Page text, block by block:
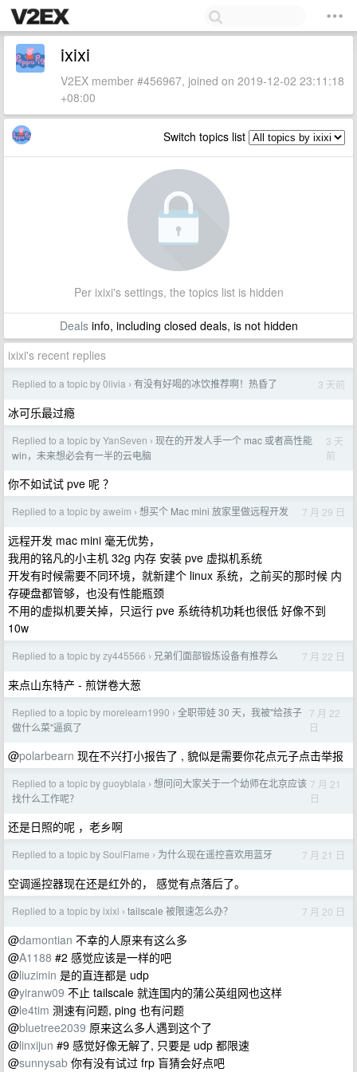
ixixi
V2EX member #456967, joined on 2019-12-02 23:11:18
+08:00
Switch topics list
Per ixixi's settings, the topics list is hidden
Dealsinfo, including closed deals, is not hidden
ixixi's recent replies
Replied to a topic by 0livia › 有没有好喝的冰饮推荐啊！热昏了 3 天前
冰可乐最过瘾
Replied to a topic by YanSeven › 现在的开发人手一个 mac 或者高性能
win，未来想必会有一半的云电脑
3 天
前
你不如试试 pve 呢 ？
Replied to a topic by aweim › 想买个 Mac mini 放家里做远程开发 7 月 29 日
远程开发 mac mini 毫无优势，
我用的铭凡的小主机 32g 内存 安装 pve 虚拟机系统
开发有时候需要不同环境，就新建个 linux 系统，之前买的那时候 内
存硬盘都管够，也没有性能瓶颈
不用的虚拟机要关掉，只运行 pve 系统待机功耗也很低 好像不到
10w
Replied to a topic by zy445566 › 兄弟们面部锻炼设备有推荐么 7 月 22 日
来点山东特产 - 煎饼卷大葱
Replied to a topic by morelearn1990 › 全职带娃 30 天，我被"给孩子
做什么菜"逼疯了
7 月 22
日
@polarbearn 现在不兴打小报告了 , 貌似是需要你花点元子点击举报
Replied to a topic by guoyblala › 想问问大家关于一个幼师在北京应该
找什么工作呢？
7 月 21
日
还是日照的呢 ，老乡啊
Replied to a topic by SoulFlame › 为什么现在遥控喜欢用蓝牙 7 月 21 日
空调遥控器现在还是红外的， 感觉有点落后了。
Replied to a topic by ixixi › tailscale 被限速怎么办？ 7 月 20 日
@damontian 不幸的人原来有这么多
@A1188 #2 感觉应该是一样的吧
@liuzimin 是的直连都是 udp
@yiranw09 不止 tailscale 就连国内的蒲公英组网也这样
@le4tim 测速有问题, ping 也有问题
@bluetree2039 原来这么多人遇到这个了
@linxijun #9 感觉好像无解了, 只要是 udp 都限速
@sunnysab 你有没有试过 frp 盲猜会好点吧